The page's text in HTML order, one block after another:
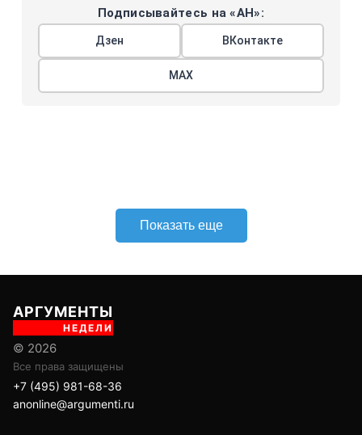
Подписывайтесь на «АН»:
Дзен ВКонтакте
МАХ
Показать еще
АРГУМЕНТЫ
НЕДЕЛИ
© 2026
Все права защищены
+7 (495) 981-68-36
anonline@argumenti.ru